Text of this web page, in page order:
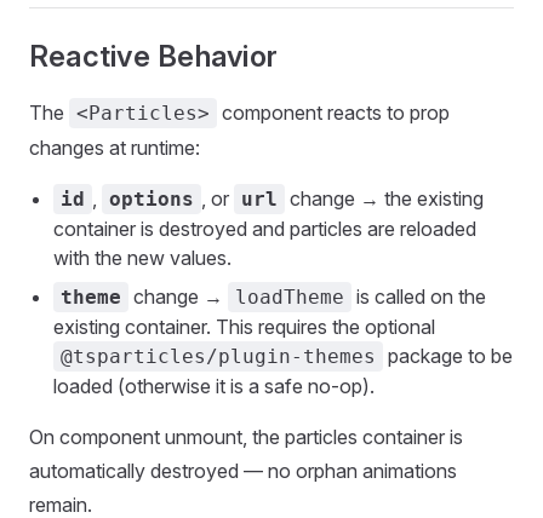
Reactive Behavior
The <Particles> component reacts to prop
changes at runtime:
id options , or url change → the existing
container is destroyed and particles are reloaded
with the new values.
theme change → loadTheme is called on the
existing container. This requires the optional
@tsparticles/plugin-themes
package to be
loaded (otherwise it is a safe no-op).
On component unmount, the particles container is
automatically destroyed — no orphan animations
remain.